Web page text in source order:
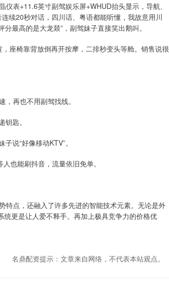
表+11.6英寸副驾娱乐屏+WHUD抬头显示，导航、
续20秒对话，四川话、粤语都能听懂，我故意用川
最高的是大龙燚”，副驾妹子直接笑出鹅叫。
座椅靠背放倒再开按摩，二排秒变头等舱。销售说很
再也不用副驾找线。
匙。
说“好像移动KTV”。
也能刷抖音，流量依旧免单。
特点，还融入了许多先进的智能技术元素。无论是外
更是让人爱不释手。再加上极具竞争力的价格优
名鼎配资提示：文章来自网络，不代表本站观点。